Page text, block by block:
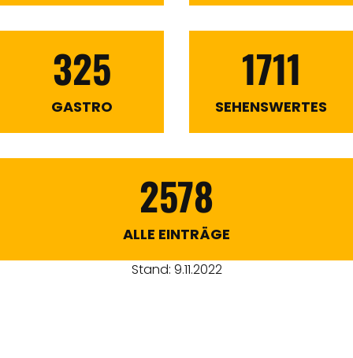
325
GASTRO
1711
SEHENSWERTES
2578
ALLE EINTRÄGE
Stand: 9.11.2022